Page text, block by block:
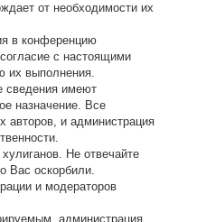
от необходимости их
в конференцию
с настоящими
их выполнения.
сведения имеют
назначение. Все
авторов, и администрация
Не отвечайте
Вас оскорбили.
и модераторов
администрация